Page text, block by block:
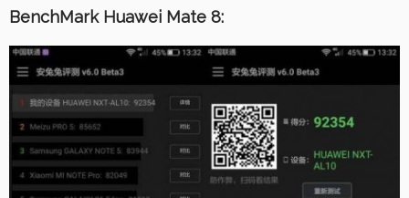
BenchMark Huawei Mate 8: